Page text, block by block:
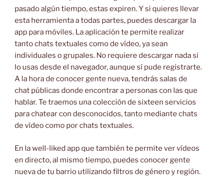
pasado algún tiempo, estas expiren. Y si quieres llevar
esta herramienta a todas partes, puedes descargar la
app para móviles. La aplicación te permite realizar
tanto chats textuales como de vídeo, ya sean
individuales o grupales. No requiere descargar nada si
lo usas desde el navegador, aunque sí pude registrarte.
A la hora de conocer gente nueva, tendrás salas de
chat públicas donde encontrar a personas con las que
hablar. Te traemos una colección de sixteen servicios
para chatear con desconocidos, tanto mediante chats
de vídeo como por chats textuales.
En la well-liked app que también te permite ver vídeos
en directo, al mismo tiempo, puedes conocer gente
nueva de tu barrio utilizando filtros de género y región.